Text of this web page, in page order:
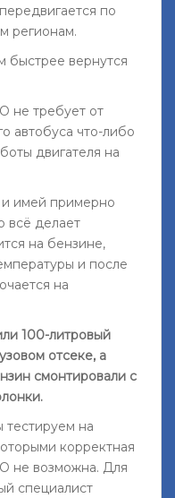
по
регионам.
вернутся
не требует от
автобуса что-либо
двигателя на
и имей примерно
всё делает
на бензине,
и после
на
100-литровый
отсеке, а
смонтировали с
тестируем на
корректная
не возможна. Для
специалист